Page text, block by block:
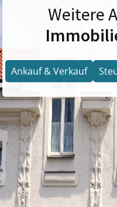
Weitere
Ankauf & Verkauf